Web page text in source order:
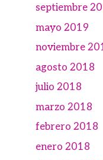
septiembre
mayo 2019
noviembre
agosto 2018
julio 2018
marzo 2018
febrero 2018
enero 2018